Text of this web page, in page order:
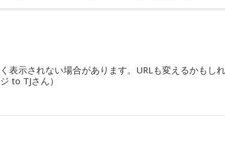
表示されない場合があります。URLも変えるかもし
to TJさん）